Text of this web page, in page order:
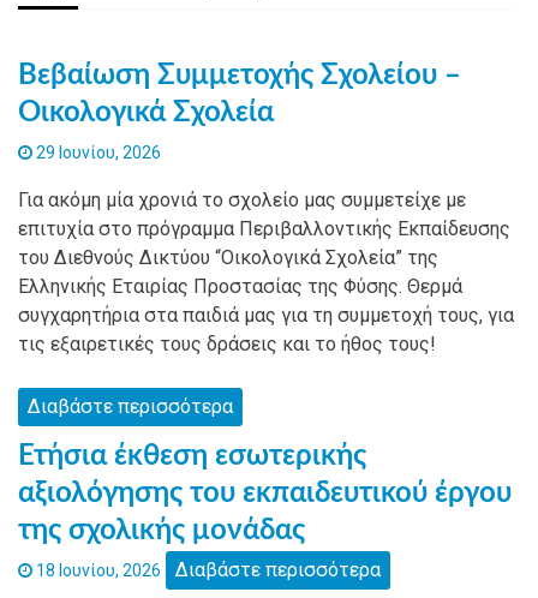
Βεβαίωση Συμμετοχής Σχολείου –
Οικολογικά Σχολεία
29 Ιουνίου, 2026
Για ακόμη μία χρονιά το σχολείο μας συμμετείχε με
επιτυχία στο πρόγραμμα Περιβαλλοντικής Εκπαίδευσης
του Διεθνούς Δικτύου “Οικολογικά Σχολεία” της
Ελληνικής Εταιρίας Προστασίας της Φύσης. Θερμά
συγχαρητήρια στα παιδιά μας για τη συμμετοχή τους, για
τις εξαιρετικές τους δράσεις και το ήθος τους!
Διαβάστε περισσότερα
Ετήσια έκθεση εσωτερικής
αξιολόγησης του εκπαιδευτικού έργου
της σχολικής μονάδας
18 Ιουνίου, 2026 Διαβάστε περισσότερα